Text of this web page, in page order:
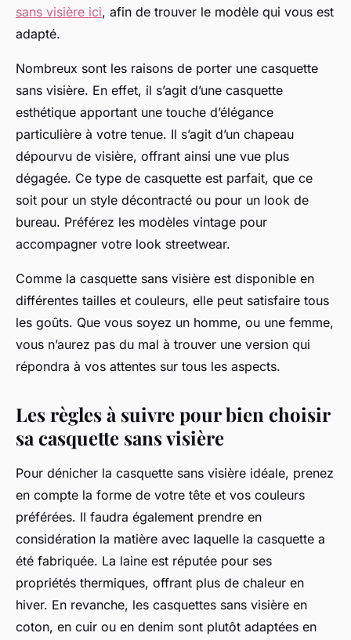
sans visière ici, afin de trouver le modèle qui vous est
adapté.
Nombreux sont les raisons de porter une casquette
sans visière. En effet, il s’agit d’une casquette
esthétique apportant une touche d’élégance
particulière à votre tenue. Il s’agit d’un chapeau
dépourvu de visière, offrant ainsi une vue plus
dégagée. Ce type de casquette est parfait, que ce
soit pour un style décontracté ou pour un look de
bureau. Préférez les modèles vintage pour
accompagner votre look streetwear.
Comme la casquette sans visière est disponible en
différentes tailles et couleurs, elle peut satisfaire tous
les goûts. Que vous soyez un homme, ou une femme,
vous n’aurez pas du mal à trouver une version qui
répondra à vos attentes sur tous les aspects.
Les règles à suivre pour bien choisir
sa casquette sans visière
Pour dénicher la casquette sans visière idéale, prenez
en compte la forme de votre tête et vos couleurs
préférées. Il faudra également prendre en
considération la matière avec laquelle la casquette a
été fabriquée. La laine est réputée pour ses
propriétés thermiques, offrant plus de chaleur en
hiver. En revanche, les casquettes sans visière en
coton, en cuir ou en denim sont plutôt adaptées en